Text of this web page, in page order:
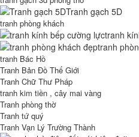
Tranh gạch 5D
tranh phòng khách
tranh
tranh
tranh Bác Hồ
Tranh Bản Đồ Thế Giới
Tranh Chữ Thư Pháp
tranh kim tiền , cây mai vàng
Tranh phòng thờ
Tranh tứ quý
Tranh Vạn Lý Trường Thành